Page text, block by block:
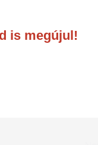
is megújul!